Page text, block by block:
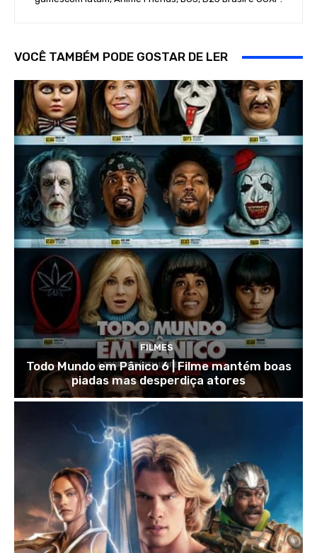
VOCÊ TAMBÉM PODE GOSTAR DE LER
FILMES
Todo Mundo em Pânico 6 | Filme mantém boas
piadas mas desperdiça atores